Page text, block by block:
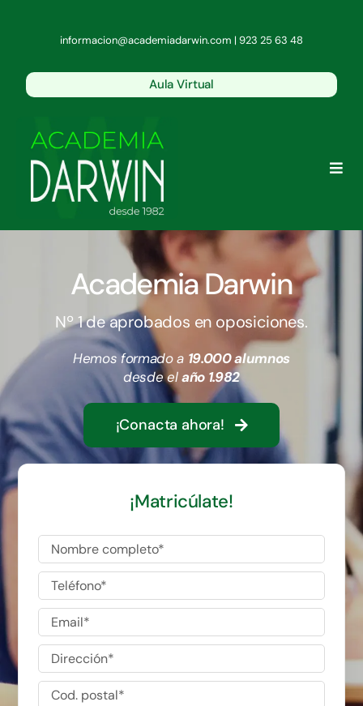
contenidoinformacion@academiadarwin.com | 923 25 63 48
Aula Virtual
Conócenos
Oposiciones del Estado
Policía y Guardia Civil
Administración Local y Autonómica
Cursos
Contacto
Academia Darwin
Nº 1 de aprobados en oposiciones.
Hemos formado a 19.000 alumnos
desde elaño 1.982
¡Conacta ahora!
¡Matricúlate!